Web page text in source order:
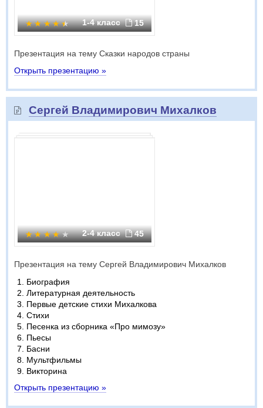
1-4 класс 15
Презентация на тему Сказки народов страны
Открыть презентацию »
Сергей Владимирович Михалков
2-4 класс 45
Презентация на тему Сергей Владимирович Михалков
Биография
Литературная деятельность
Первые детские стихи Михалкова
Стихи
Песенка из сборника «Про мимозу»
Пьесы
Басни
Мультфильмы
Викторина
Открыть презентацию »